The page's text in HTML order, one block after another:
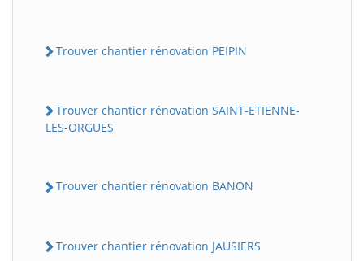
Trouver chantier rénovation PEIPIN
Trouver chantier rénovation SAINT-ETIENNE-
LES-ORGUES
Trouver chantier rénovation BANON
Trouver chantier rénovation JAUSIERS